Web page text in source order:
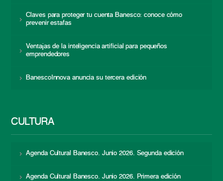
Claves para proteger tu cuenta Banesco: conoce cómo
prevenir estafas
Ventajas de la inteligencia artificial para pequeños
emprendedores
BanescoInnova anuncia su tercera edición
CULTURA
Agenda Cultural Banesco. Junio 2026. Segunda edición
Agenda Cultural Banesco. Junio 2026. Primera edición